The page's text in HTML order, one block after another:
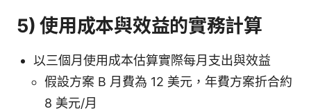
5) 使用成本與效益的實務計算
以三個月使用成本估算實際每月支出與效益
假設方案 B 月費為 12 美元，年費方案折合約
8 美元/月